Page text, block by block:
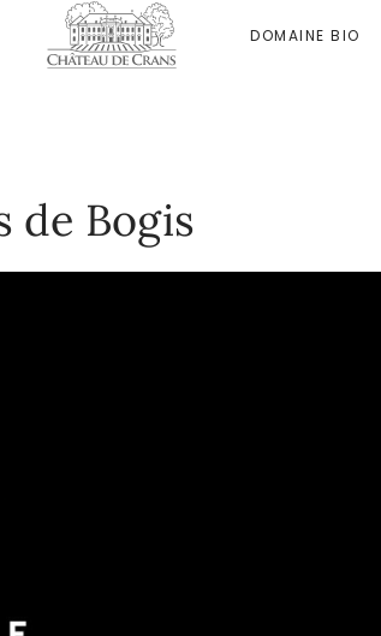
DOMAINE BIO
de Bogis